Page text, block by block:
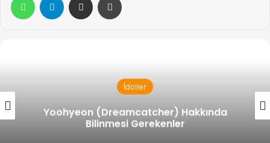
İdoller
Yoohyeon (Dreamcatcher) Hakkında
Bilinmesi Gerekenler